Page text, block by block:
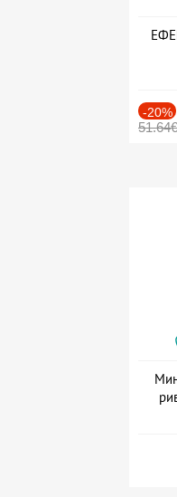
-20%
51.64€